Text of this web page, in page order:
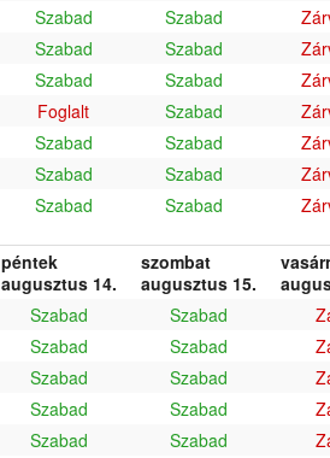
Szabad Szabad
Szabad Szabad
Szabad Szabad
Foglalt Szabad
Szabad Szabad
Szabad Szabad
Szabad Szabad
péntek
augusztus 14.
szombat
augusztus 15.
Szabad Szabad
Szabad Szabad
Szabad Szabad
Szabad Szabad
Szabad Szabad